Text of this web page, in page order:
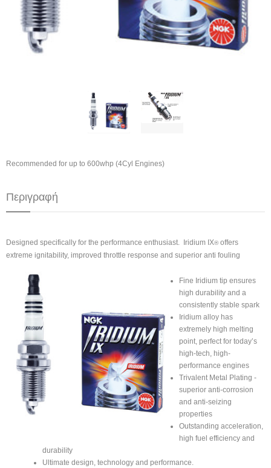
Recommended for up to 600whp (4Cyl Engines)
Περιγραφή
Designed specifically for the performance enthusiast. Iridium IX®offers
extreme ignitability, improved throttle response and superior anti fouling
Fine Iridium tip ensures
high durability and a
consistently stable spark
Iridium alloy has
extremely high melting
point, perfect for today’s
high-tech, high-
performance engines
Trivalent Metal Plating -
superior anti-corrosion
and anti-seizing
properties
Outstanding acceleration,
high fuel efficiency and
durability
Ultimate design, technology and performance.